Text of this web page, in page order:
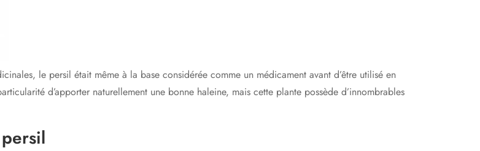
le persil était même à la base considérée comme un médicament avant d’être utilisé en
d’apporter naturellement une bonne haleine, mais cette plante possède d’innombrables